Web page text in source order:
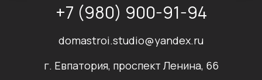
+7 (980) 900-91-94
domastroi.studio@yandex.ru
г. Евпатория, проспект Ленина, 66